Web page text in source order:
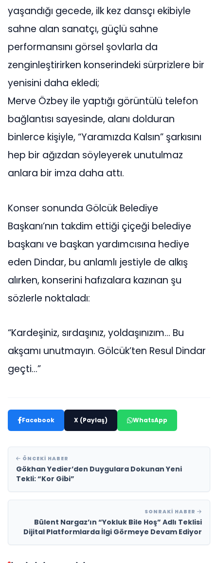
yaşandığı gecede, ilk kez dansçı ekibiyle
sahne alan sanatçı, güçlü sahne
performansını görsel şovlarla da
zenginleştirirken konserindeki sürprizlere bir
yenisini daha ekledi;
Merve Özbey ile yaptığı görüntülü telefon
bağlantısı sayesinde, alanı dolduran
binlerce kişiyle, “Yaramızda Kalsın” şarkısını
hep bir ağızdan söyleyerek unutulmaz
anlara bir imza daha attı.
Konser sonunda Gölcük Belediye
Başkanı’nın takdim ettiği çiçeği belediye
başkanı ve başkan yardımcısına hediye
eden Dindar, bu anlamlı jestiyle de alkış
alırken, konserini hafızalara kazınan şu
sözlerle noktaladı:
“Kardeşiniz, sırdaşınız, yoldaşınızım… Bu
akşamı unutmayın. Gölcük’ten Resul Dindar
geçti…”
Facebook X (Paylaş) WhatsApp
ÖNCEKI HABER
Gökhan Yedier’den Duygulara Dokunan Yeni
Tekli: “Kor Gibi”
SONRAKI HABER
Bülent Nargaz’ın “Yokluk Bile Hoş” Adlı Teklisi
Dijital Platformlarda İlgi Görmeye Devam Ediyor